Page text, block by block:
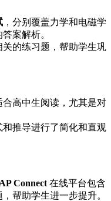
，分别覆盖力学和电磁学
案解析。
的练习题，帮助学生巩
高中生阅读，尤其是对
推导进行了简化和直观
AP Connect 在线平台包含
帮助学生进一步提升。